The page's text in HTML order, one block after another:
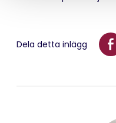
Dela detta inlägg